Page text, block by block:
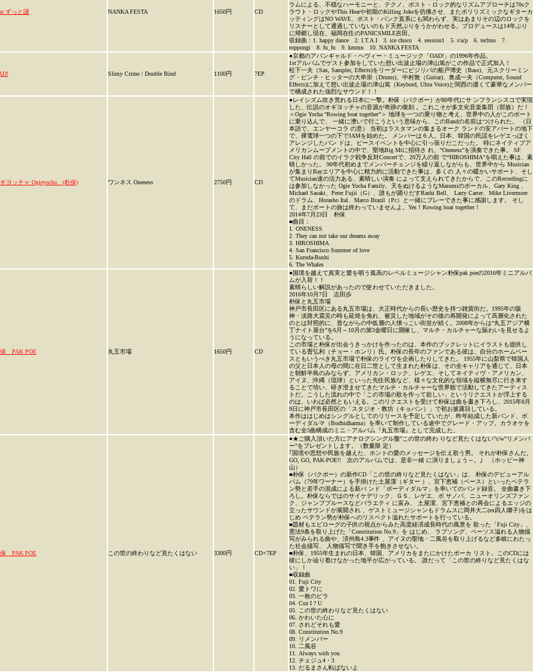
ずっと謎 NANKA FESTA 1650円 CD
ラムによる、不穏なハーモニーと、テクノ、ポスト・ロック的なリズムアプローチは70sク
ラウト・ロックやThis Heatや初期のKilling Jokeを彷彿させ、またポリリズミックなギターカ
ッティングはNO WAVE、ポスト・パンク直系にも関わらず、実はあまりその辺のロックを
リスナーとして通過していないのもド天然ぶりをうかがわせる。プロデュースは14年ぶり
に帰郷し現在、福岡在住のPANICSMILE吉田。
収録曲：1. happy dance 2. I.T.A.I 3. ice choco 4. session1 5. r/a/p 6. techno 7.
roppongi 8. fu_fu 9. kmmn 10. NANKA FESTA
Slimy Crime / Double Bind 1100円 7EP
●京都のアバンギャルド・ヘヴィー・ミュージック「OAD!」の1996年作品。
1stアルバムでゲスト参加をしていた想い出波止場の津山篤がこの作品で正式加入！
松下一夫（Sax, Sampler, Effects)をリーダーにビジリバの船戸博史（Bass)、元スクリーミン
グ・ピンチ・ヒッターの大串崇（Drums)、中村敦（Guitar)、奥成一夫（Computer, Sound
Effects)に加えて想い出波止場の津山篤（Keybord, Ultra Voice)と関西の濃くて豪華なメンバー
で構成された強烈なサウンド！！
ヨッチャ Ogieyocha (朴保) ワンネス Oneness 2750円 CD
●レイシズム吹き荒れる日本に一撃。朴保（パクポー）が80年代にサ ンフランシスコで実現
した、伝説のオギヨッチャの音源が奇跡の復刻 。これこそが多文化音楽集団（部族）だ！
＜Ogie Yocha “Rowing boat together”＞ 地球を一つの乗り物と考え、世界中の人がこのボート
に乗り込んで、 一緒に漕いで行こうという意味から、このBandの名前はつけられた。 （日
本語で、エンヤーコラ の意） 当初はラスタマンの集まるオーク ランドの安アパートの地下
で、裸電球一つの下でJAMを始めた。 メンバーは６人。日本、韓国の民謡をレゲエっぽく
アレンジしたバン ドは、ピースイベントを中心に引っ張りだこだった。 特にネイティブア
メリカンムーブメントの中で、聖地Big Mtに招待さ れ、“Oneness”を演奏できた事。 SF
City Hall の前でのイラク戦争反対Concertで、20万人の前 で“HIROSHIMA”を唄えた事は、素
晴しかった。 90年代初めまでメンバーチェンジを繰り返しながらも、世界中から Musician
が集まりBayエリアを中心に精力的に活動できた事は、多くの 人々の暖かいサポート、そし
てMusician達の活力ある、素晴しい演奏 によって支えられてきたからで、このRecordingに
は参加しなかった Ogie Yocha Family、天をぬけるようなMasumiのボーカル、Gary King 、
Michael Sasaki、Peter Fujii（G）、誰もが踊りだすRashi Bell、 Larry Carter、Mike Livermore
のドラム、Horasho Ital、Marco Brazil（Pc）と一緒にプレーできた事に感謝します。 そし
て、まだボートの旅は終わっていませんよ。Yes！Rowing boat together！
2014年7月23日 朴保
■曲目：
1. ONENESS
2. They can not take our dreams away
3. HIROSHIMA
4. San Francisco Summer of love
5. Kuroda-Bushi
6. The Whales
PAK POE 丸五市場 1650円 CD
●国境を越えて真実と愛を唄う孤高のレベルミュージシャン朴保pak poeの2016年ミニアルバ
ムが入荷！！
素晴らしい解説があったので使わせていただきました。
2016年10月7日 志田歩
朴保と丸五市場
神戸市長田区にある丸五市場は、大正時代からの長い歴史を持つ雑貨街だ。1995年の阪
神・淡路大震災の時も延焼を免れ、被災した地域がその後の再開発によって高層化された
のとは対照的に、昔ながらの中低層の人懐っこい街並が続く。2008年からは“丸五アジア横
丁ナイト屋台”を6月～10月の第3金曜日に開催し、マルチ・カルチャーな賑わいを見せるよ
うになっている。
この市場と朴保が出会うきっかけを作ったのは、本作のブックレットにイラストも提供し
ている曺弘利（チョー・ホンリ）氏。朴保の長年のファンである彼は、自分のホームベー
スともいうべき丸五市場で朴保のライヴを企画したりしてきた。 1955年に山梨県で韓国人
の父と日本人の母の間に在日二世として生まれた朴保は、その全キャリアを通じて、日本
と朝鮮半島のみならず、アメリカン・ロック、レゲエ、そしてネイティヴ・アメリカン、
アイヌ、沖縄（琉球）といった先住民族など、様々な文化的な領域を縦横無尽に行き来す
ることで培い、研ぎ澄ませてきたマルチ・カルチャーな世界観で活動してきたアーティス
トだ。こうした流れの中で「この市場の歌を作って欲しい」というリクエストが浮上する
のは、いわば必然ともいえる。このリクエストを受けて朴保は曲を書き下ろし、2015年8月
9日に神戸市長田区の「スタジオ・教坊（キョバン）」で初お披露目している。
本作ははじめはシングルとしてのリリースを予定していたが、昨年結成した新バンド、ボ
ーディダルマ（Bodhidharma）を率いて制作している途中でグレード・アップ。カラオケを
含む全5曲構成のミニ・アルバム『丸五市場』として完成した。
PAK POE この世の終わりなど見たくはない 3300円 CD+7EP
●★ご購入頂いた方にアナログシングル盤"この世の終わ りなど見たくはない"c/w"リメンバ
ー"をプレゼントします。（数量限 定）
｢国境や思想や民族を越えた、ホントの愛のメッセージを伝え歌う男。 それが朴保さんだ。
GO, GO, PAK-POE!! 次のアルバムでは、是非一緒 に演りましょう～。｣ （ホッピー神
山）
■朴保（パクポー）の新作CD「この世の終りなど見たくはない」は、 朴保のデビューアル
バム（79年ワーナー）を手掛けた土屋潔（ギター ）、宮下恵補（ベース）といったベテラ
ン勢と若手の混成による新バ ンド「ボーディダルマ」を率いてのバンド録音。 全曲書き下
ろし。朴保ならではのサイケデリック、ＧＳ、レゲエ、ボ サノバ、ニューオリンズファン
ク、ジャンプブルースなどバラエティ に富み、 土屋潔、宮下恵補との再会によるエッジの
立ったサウンドが展開され 、ゲストミュージシャンもドラムスに岡井大二(ex四人囃子)をは
じめ ベテラン勢が朴保へのリスペクト溢れたサポートを行っている。
■題材もエピローグの子供の視点からみた高度経済成長時代の風景を 歌った「Fuji City」、
憲法9条を取り上げた「Constitution No.9」を はじめ、 ラブソング、ペーソス溢れる人物描
写がみられる曲や、済州島4.3事件 、アイヌの聖地・二風谷を取り上げるなど多岐にわたっ
た社会描写、 人物描写で聞き手を飽きさせない。
■朴保、1955年生まれの日本、韓国、アメリカをまたにかけたボーカ リスト。このCDには
彼にしか辿り着けなかった地平が広がっている。 誰だって「この世の終りなど見たくはな
い」！
■収録曲
01. Fuji City
02. 愛トワに
03. 一枚のビラ
04. Coz I ? U
05. この世の終わりなど見たくはない
06. かわいた心に
07. されどそれも愛
08. Constitution No.9
09. リメンバー
10. 二風谷
11. Always with you
12. チェジュ4・3
13. だるまさん転ばないよ